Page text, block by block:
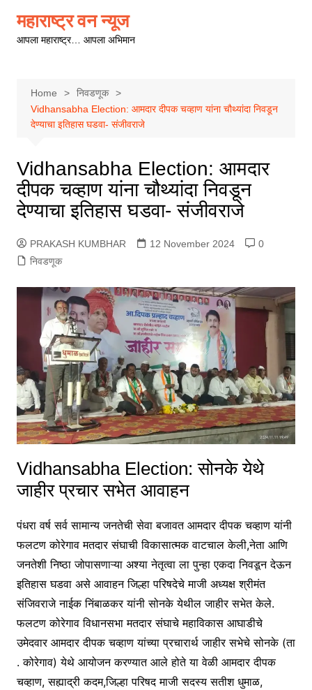
content
महाराष्ट्र वन न्यूज
आपला महाराष्ट्र… आपला अभिमान
Home
निवडणूक
Vidhansabha Election: आमदार दीपक चव्हाण यांना चौथ्यांदा निवडून
देण्याचा इतिहास घडवा- संजीवराजे
Vidhansabha Election: आमदार
दीपक चव्हाण यांना चौथ्यांदा निवडून
देण्याचा इतिहास घडवा- संजीवराजे
PRAKASH KUMBHAR 12 November 2024
0
निवडणूक
Vidhansabha Election: सोनके येथे
जाहीर प्रचार सभेत आवाहन
पंधरा वर्ष सर्व सामान्य जनतेची सेवा बजावत आमदार दीपक चव्हाण यांनी
फलटण कोरेगाव मतदार संघाची विकासात्मक वाटचाल केली,नेता आणि
जनतेशी निष्ठा जोपासणाऱ्या अश्या नेतृत्वा ला पुन्हा एकदा निवडून देऊन
इतिहास घडवा असे आवाहन जिल्हा परिषदेचे माजी अध्यक्ष श्रीमंत
संजिवराजे नाईक निंबाळकर यांनी सोनके येथील जाहीर सभेत केले.
फलटण कोरेगाव विधानसभा मतदार संघाचे महाविकास आघाडीचे
उमेदवार आमदार दीपक चव्हाण यांच्या प्रचारार्थ जाहीर सभेचे सोनके (ता
. कोरेगाव) येथे आयोजन करण्यात आले होते या वेळी आमदार दीपक
चव्हाण, सह्याद्री कदम,जिल्हा परिषद माजी सदस्य सतीश धुमाळ,